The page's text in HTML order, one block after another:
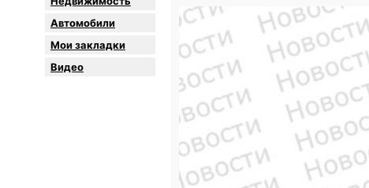
Автомобили
Мои закладки
Видео